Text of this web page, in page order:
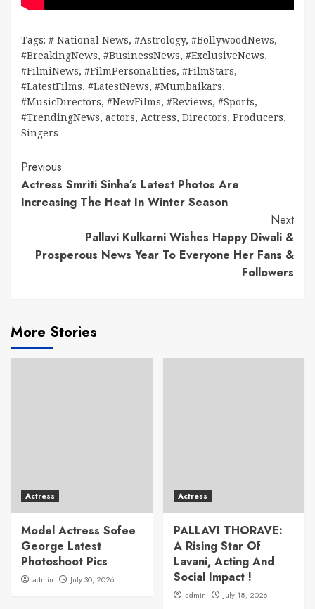
Tags: # National News, #Astrology, #BollywoodNews,
#BreakingNews, #BusinessNews, #ExclusiveNews,
#FilmiNews, #FilmPersonalities, #FilmStars,
#LatestFilms, #LatestNews, #Mumbaikars,
#MusicDirectors, #NewFilms, #Reviews, #Sports,
#TrendingNews, actors, Actress, Directors, Producers,
Singers
Continue
Reading
Previous
Actress Smriti Sinha’s Latest Photos Are
Increasing The Heat In Winter Season
Next
Pallavi Kulkarni Wishes Happy Diwali &
Prosperous News Year To Everyone Her Fans &
Followers
More Stories
Actress
Model Actress Sofee
George Latest
Photoshoot Pics
admin July 30, 2026
Actress
PALLAVI THORAVE:
A Rising Star Of
Lavani, Acting And
Social Impact !
admin July 18, 2026